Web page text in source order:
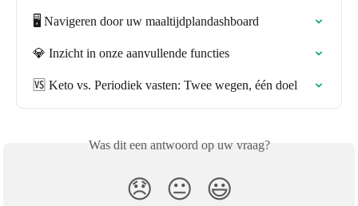
🖥️ Navigeren door uw maaltijdplandashboard
💎 Inzicht in onze aanvullende functies
🆚 Keto vs. Periodiek vasten: Twee wegen, één doel
Was dit een antwoord op uw vraag?
😞 😐 😃